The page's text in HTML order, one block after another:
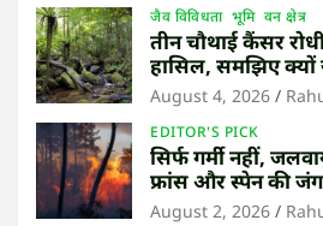
जैव विविधता भूमि वन क्षेत्र
तीन चौथाई कैंसर
हासिल, समझिए क्यों
उष्णकटिबंधीय जंगल
August 4, 2026
EDITOR'S PICK
सिर्फ गर्मी नहीं,
फ्रांस और स्पेन की
August 2, 2026